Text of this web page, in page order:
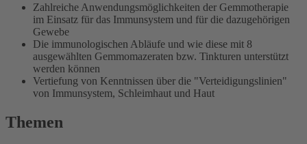
Zahlreiche Anwendungsmöglichkeiten der Gemmotherapie
im Einsatz für das Immunsystem und für die dazugehörigen
Gewebe
Die immunologischen Abläufe und wie diese mit 8
ausgewählten Gemmomazeraten bzw. Tinkturen unterstützt
werden können
Vertiefung von Kenntnissen über die "Verteidigungslinien"
von Immunsystem, Schleimhaut und Haut
Themen